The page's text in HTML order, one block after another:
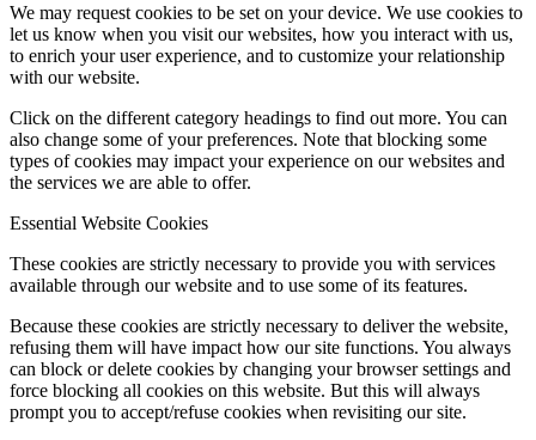
We may request cookies to be set on your device. We use cookies to
let us know when you visit our websites, how you interact with us,
to enrich your user experience, and to customize your relationship
with our website.
Click on the different category headings to find out more. You can
also change some of your preferences. Note that blocking some
types of cookies may impact your experience on our websites and
the services we are able to offer.
Essential Website Cookies
These cookies are strictly necessary to provide you with services
available through our website and to use some of its features.
Because these cookies are strictly necessary to deliver the website,
refusing them will have impact how our site functions. You always
can block or delete cookies by changing your browser settings and
force blocking all cookies on this website. But this will always
prompt you to accept/refuse cookies when revisiting our site.